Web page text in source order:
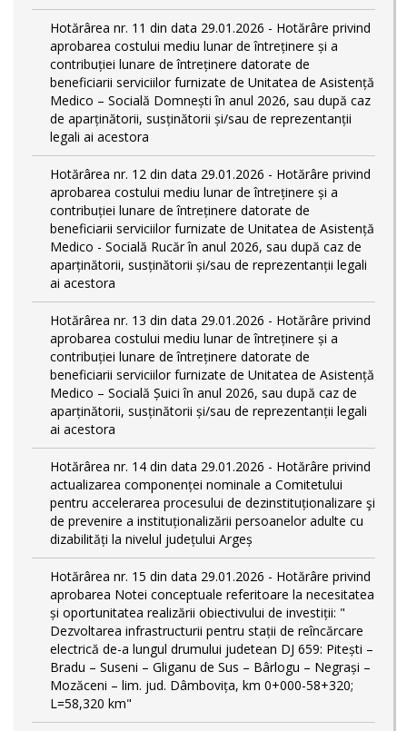
Hotărârea nr. 11 din data 29.01.2026 - Hotărâre privind
aprobarea costului mediu lunar de întreținere și a
contribuției lunare de întreținere datorate de
beneficiarii serviciilor furnizate de Unitatea de Asistență
Medico – Socială Domnești în anul 2026, sau după caz
de aparținătorii, susținătorii și/sau de reprezentanții
legali ai acestora
Hotărârea nr. 12 din data 29.01.2026 - Hotărâre privind
aprobarea costului mediu lunar de întreținere și a
contribuției lunare de întreținere datorate de
beneficiarii serviciilor furnizate de Unitatea de Asistență
Medico - Socială Rucăr în anul 2026, sau după caz de
aparținătorii, susținătorii și/sau de reprezentanții legali
ai acestora
Hotărârea nr. 13 din data 29.01.2026 - Hotărâre privind
aprobarea costului mediu lunar de întreținere și a
contribuției lunare de întreținere datorate de
beneficiarii serviciilor furnizate de Unitatea de Asistență
Medico – Socială Șuici în anul 2026, sau după caz de
aparținătorii, susținătorii și/sau de reprezentanții legali
ai acestora
Hotărârea nr. 14 din data 29.01.2026 - Hotărâre privind
actualizarea componenței nominale a Comitetului
pentru accelerarea procesului de dezinstituționalizare şi
de prevenire a instituționalizării persoanelor adulte cu
dizabilități la nivelul județului Argeș
Hotărârea nr. 15 din data 29.01.2026 - Hotărâre privind
aprobarea Notei conceptuale referitoare la necesitatea
și oportunitatea realizării obiectivului de investiții: "
Dezvoltarea infrastructurii pentru stații de reîncărcare
electrică de-a lungul drumului judetean DJ 659: Pitești –
Bradu – Suseni – Gliganu de Sus – Bârlogu – Negrași –
Mozăceni – lim. jud. Dâmbovița, km 0+000-58+320;
L=58,320 km"